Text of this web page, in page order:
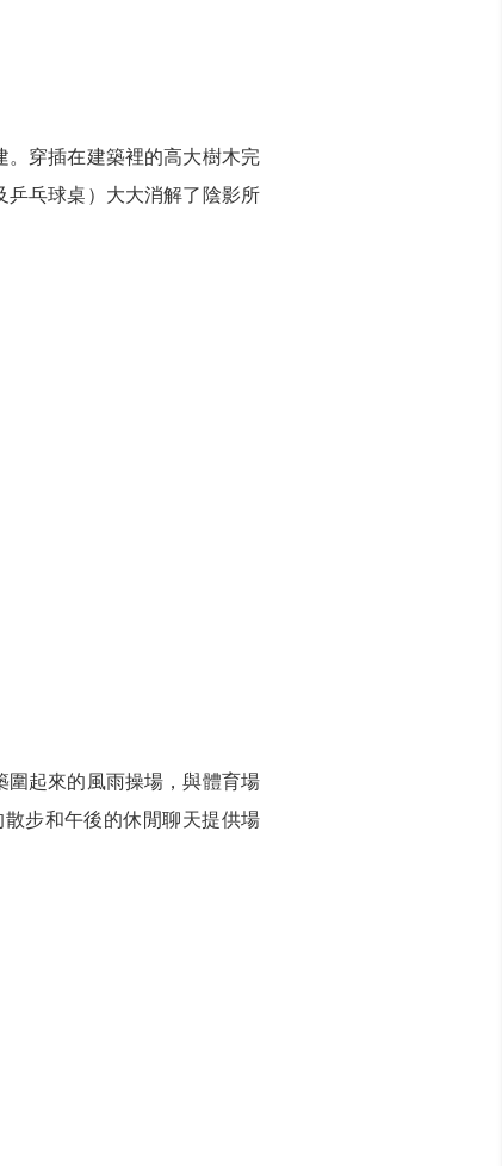
。穿插在建築裡的高大樹木完
乒乓球桌）大大消解了陰影所
圍起來的風雨操場，與體育場
步和午後的休閒聊天提供場